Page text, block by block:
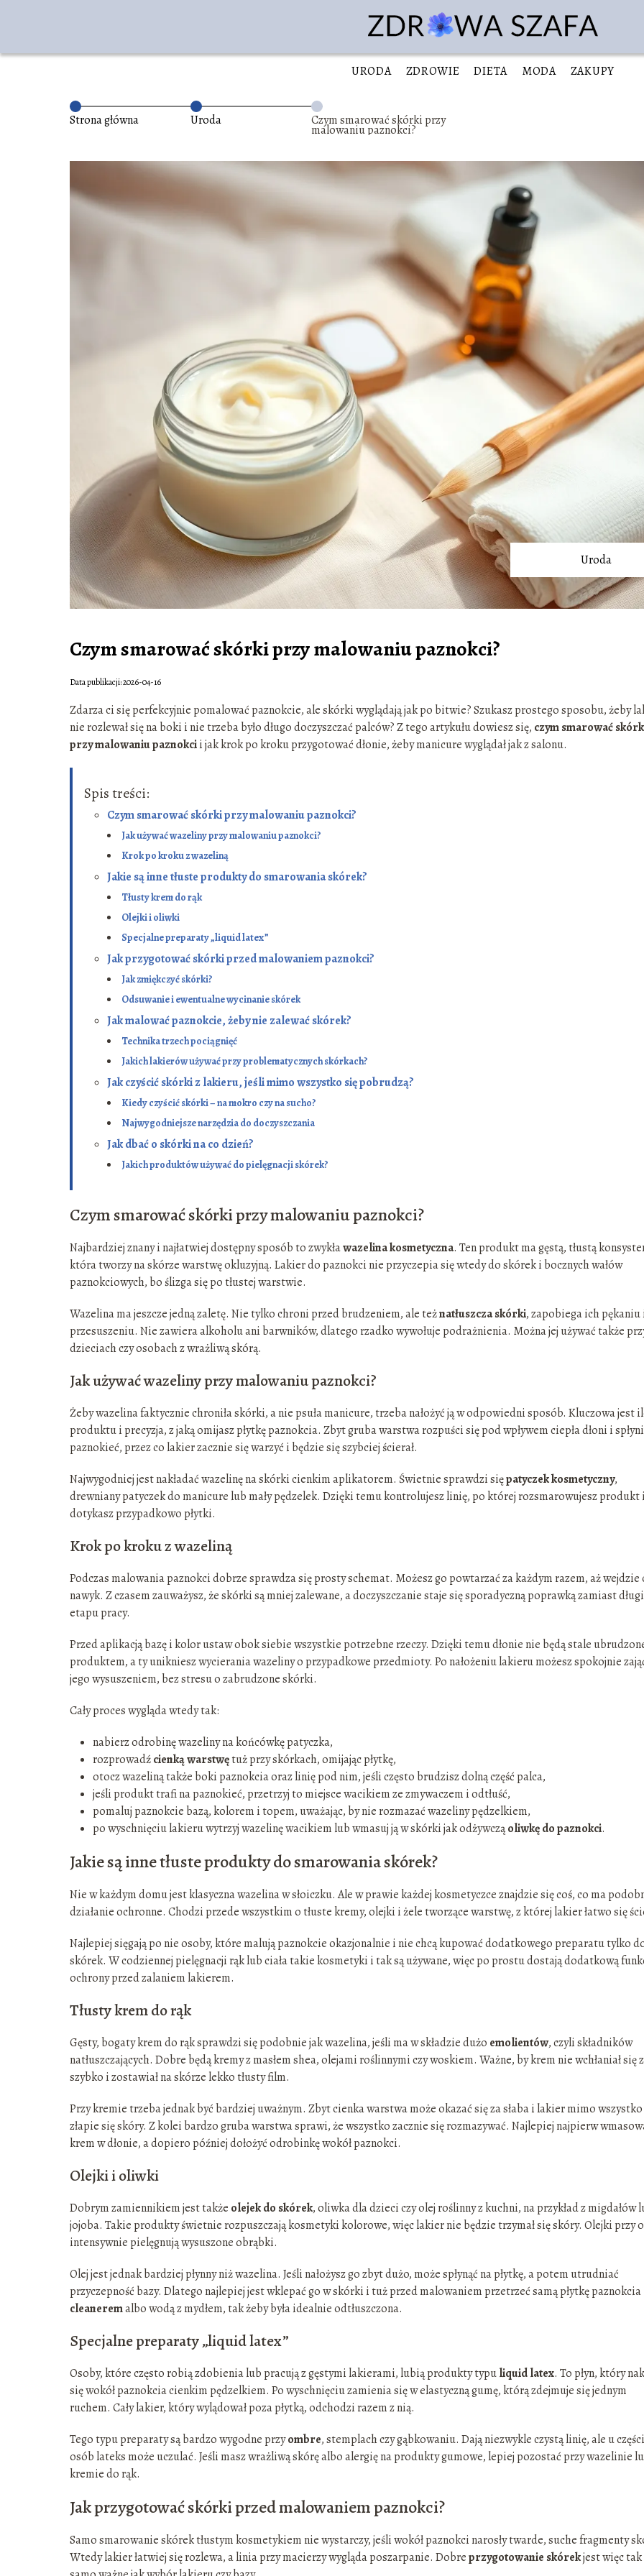
URODA ZDROWIE DIETA MODA ZAKUPY
Strona główna Uroda Czym smarować skórki przy
malowaniu paznokci?
Uroda
Czym smarować skórki przy malowaniu paznokci?
Data publikacji: 2026-04-16
Zdarza ci się perfekcyjnie pomalować paznokcie, ale skórki wyglądają jak po bitwie? Szukasz prostego sposobu, żeby
nie rozlewał się na boki i nie trzeba było długo doczyszczać palców? Z tego artykułu dowiesz się, czym smarować
przy malowaniu paznokcii jak krok po kroku przygotować dłonie, żeby manicure wyglądał jak z salonu.
Spis treści:
Czym smarować skórki przy malowaniu paznokci?
Jak używać wazeliny przy malowaniu paznokci?
Krok po kroku z wazeliną
Jakie są inne tłuste produkty do smarowania skórek?
Tłusty krem do rąk
Olejki i oliwki
Specjalne preparaty „liquid latex”
Jak przygotować skórki przed malowaniem paznokci?
Jak zmiękczyć skórki?
Odsuwanie i ewentualne wycinanie skórek
Jak malować paznokcie, żeby nie zalewać skórek?
Technika trzech pociągnięć
Jakich lakierów używać przy problematycznych skórkach?
Jak czyścić skórki z lakieru, jeśli mimo wszystko się pobrudzą?
Kiedy czyścić skórki – na mokro czy na sucho?
Najwygodniejsze narzędzia do doczyszczania
Jak dbać o skórki na co dzień?
Jakich produktów używać do pielęgnacji skórek?
Czym smarować skórki przy malowaniu paznokci?
Najbardziej znany i najłatwiej dostępny sposób to zwykławazelina kosmetyczna. Ten produkt ma gęstą, tłustą
która tworzy na skórze warstwę okluzyjną. Lakier do paznokci nie przyczepia się wtedy do skórek i bocznych wałów
paznokciowych, bo ślizga się po tłustej warstwie.
Wazelina ma jeszcze jedną zaletę. Nie tylko chroni przed brudzeniem, ale teżnatłuszcza skórki, zapobiega ich pękaniu
przesuszeniu. Nie zawiera alkoholu ani barwników, dlatego rzadko wywołuje podrażnienia. Można jej używać także
dzieciach czy osobach z wrażliwą skórą.
Jak używać wazeliny przy malowaniu paznokci?
Żeby wazelina faktycznie chroniła skórki, a nie psuła manicure, trzeba nałożyć ją w odpowiedni sposób. Kluczowa jest
produktu i precyzja, z jaką omijasz płytkę paznokcia. Zbyt gruba warstwa rozpuści się pod wpływem ciepła dłoni i
paznokieć, przez co lakier zacznie się warzyć i będzie się szybciej ścierał.
Najwygodniej jest nakładać wazelinę na skórki cienkim aplikatorem. Świetnie sprawdzi siępatyczek kosmetyczny,
drewniany patyczek do manicure lub mały pędzelek. Dzięki temu kontrolujesz linię, po której rozsmarowujesz produkt
dotykasz przypadkowo płytki.
Krok po kroku z wazeliną
Podczas malowania paznokci dobrze sprawdza się prosty schemat. Możesz go powtarzać za każdym razem, aż wejdzie
nawyk. Z czasem zauważysz, że skórki są mniej zalewane, a doczyszczanie staje się sporadyczną poprawką zamiast
etapu pracy.
Przed aplikacją bazę i kolor ustaw obok siebie wszystkie potrzebne rzeczy. Dzięki temu dłonie nie będą stale
produktem, a ty unikniesz wycierania wazeliny o przypadkowe przedmioty. Po nałożeniu lakieru możesz spokojnie
jego wysuszeniem, bez stresu o zabrudzone skórki.
Cały proces wygląda wtedy tak:
nabierz odrobinę wazeliny na końcówkę patyczka,
rozprowadźcienką warstwętuż przy skórkach, omijając płytkę,
otocz wazeliną także boki paznokcia oraz linię pod nim, jeśli często brudzisz dolną część palca,
jeśli produkt trafi na paznokieć, przetrzyj to miejsce wacikiem ze zmywaczem i odtłuść,
pomaluj paznokcie bazą, kolorem i topem, uważając, by nie rozmazać wazeliny pędzelkiem,
po wyschnięciu lakieru wytrzyj wazelinę wacikiem lub wmasuj ją w skórki jak odżywcząoliwkę do paznokci.
Jakie są inne tłuste produkty do smarowania skórek?
Nie w każdym domu jest klasyczna wazelina w słoiczku. Ale w prawie każdej kosmetyczce znajdzie się coś, co ma
działanie ochronne. Chodzi przede wszystkim o tłuste kremy, olejki i żele tworzące warstwę, z której lakier łatwo się
Najlepiej sięgają po nie osoby, które malują paznokcie okazjonalnie i nie chcą kupować dodatkowego preparatu tylko
skórek. W codziennej pielęgnacji rąk lub ciała takie kosmetyki i tak są używane, więc po prostu dostają dodatkową
ochrony przed zalaniem lakierem.
Tłusty krem do rąk
Gęsty, bogaty krem do rąk sprawdzi się podobnie jak wazelina, jeśli ma w składzie dużo emolientów, czyli składników
natłuszczających. Dobre będą kremy z masłem shea, olejami roślinnymi czy woskiem. Ważne, by krem nie wchłaniał się
szybko i zostawiał na skórze lekko tłusty film.
Przy kremie trzeba jednak być bardziej uważnym. Zbyt cienka warstwa może okazać się za słaba i lakier mimo wszystko
złapie się skóry. Z kolei bardzo gruba warstwa sprawi, że wszystko zacznie się rozmazywać. Najlepiej najpierw
krem w dłonie, a dopiero później dołożyć odrobinkę wokół paznokci.
Olejki i oliwki
Dobrym zamiennikiem jest także olejek do skórek, oliwka dla dzieci czy olej roślinny z kuchni, na przykład z migdałów
jojoba. Takie produkty świetnie rozpuszczają kosmetyki kolorowe, więc lakier nie będzie trzymał się skóry. Olejki przy
intensywnie pielęgnują wysuszone obrąbki.
Olej jest jednak bardziej płynny niż wazelina. Jeśli nałożysz go zbyt dużo, może spłynąć na płytkę, a potem utrudniać
przyczepność bazy. Dlatego najlepiej jest wklepać go w skórki i tuż przed malowaniem przetrzeć samą płytkę paznokcia
cleaneremalbo wodą z mydłem, tak żeby była idealnie odtłuszczona.
Specjalne preparaty „liquid latex”
Osoby, które często robią zdobienia lub pracują z gęstymi lakierami, lubią produkty typuliquid latex. To płyn, który
się wokół paznokcia cienkim pędzelkiem. Po wyschnięciu zamienia się w elastyczną gumę, którą zdejmuje się jednym
ruchem. Cały lakier, który wylądował poza płytką, odchodzi razem z nią.
Tego typu preparaty są bardzo wygodne przyombre, stemplach czy gąbkowaniu. Dają niezwykle czystą linię, ale u części
osób lateks może uczulać. Jeśli masz wrażliwą skórę albo alergię na produkty gumowe, lepiej pozostać przy wazelinie
kremie do rąk.
Jak przygotować skórki przed malowaniem paznokci?
Samo smarowanie skórek tłustym kosmetykiem nie wystarczy, jeśli wokół paznokci narosły twarde, suche fragmenty
Wtedy lakier łatwiej się rozlewa, a linia przy macierzy wygląda poszarpanie. Dobreprzygotowanie skórekjest więc tak